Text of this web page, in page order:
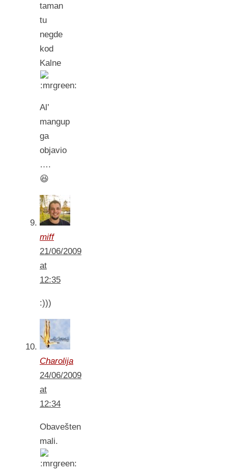
taman
tu
negde
kod
Kalne
Al’
mangup
ga
objavio
….
😆
miff
21/06/2009
at
12:35
:)))
Charolija
24/06/2009
at
12:34
Obavešten
mali.